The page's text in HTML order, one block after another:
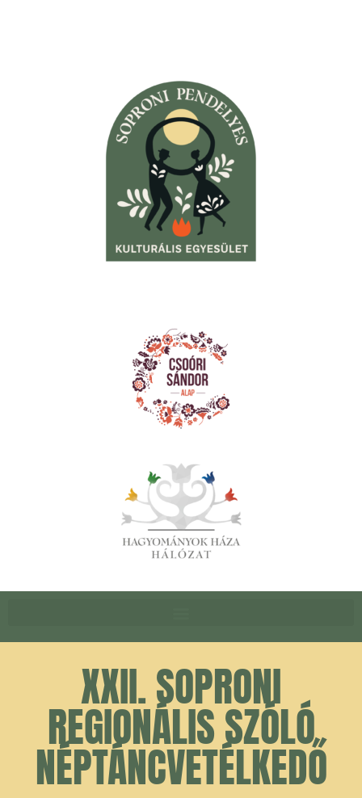
XXII. SOPRONI
REGIONÁLIS SZÓLÓ
NÉPTÁNCVETÉLKEDŐ